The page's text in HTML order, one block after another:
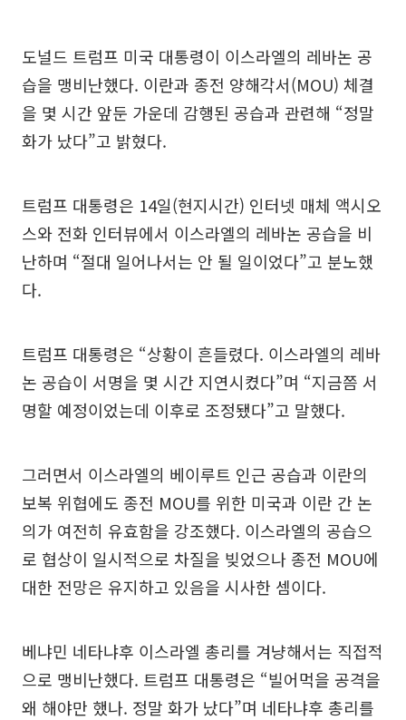
도널드 트럼프 미국 대통령이 이스라엘의 레바논 공
습을 맹비난했다. 이란과 종전 양해각서(MOU) 체결
을 몇 시간 앞둔 가운데 감행된 공습과 관련해 “정말
화가 났다”고 밝혔다.
트럼프 대통령은 14일(현지시간) 인터넷 매체 액시오
스와 전화 인터뷰에서 이스라엘의 레바논 공습을 비
난하며 “절대 일어나서는 안 될 일이었다”고 분노했
다.
트럼프 대통령은 “상황이 흔들렸다. 이스라엘의 레바
논 공습이 서명을 몇 시간 지연시켰다”며 “지금쯤 서
명할 예정이었는데 이후로 조정됐다”고 말했다.
그러면서 이스라엘의 베이루트 인근 공습과 이란의
보복 위협에도 종전 MOU를 위한 미국과 이란 간 논
의가 여전히 유효함을 강조했다. 이스라엘의 공습으
로 협상이 일시적으로 차질을 빚었으나 종전 MOU에
대한 전망은 유지하고 있음을 시사한 셈이다.
베냐민 네타냐후 이스라엘 총리를 겨냥해서는 직접적
으로 맹비난했다. 트럼프 대통령은 “빌어먹을 공격을
왜 해야만 했나. 정말 화가 났다”며 네타냐후 총리를